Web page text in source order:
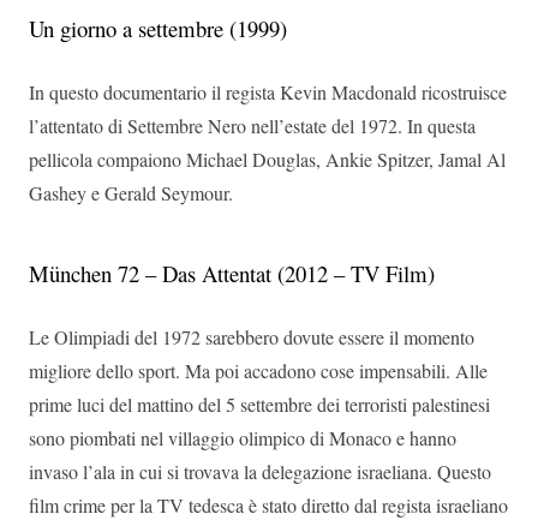
Un giorno a settembre (1999)
In questo documentario il regista Kevin Macdonald ricostruisce
l’attentato di Settembre Nero nell’estate del 1972. In questa
pellicola compaiono Michael Douglas, Ankie Spitzer, Jamal Al
Gashey e Gerald Seymour.
München 72 – Das Attentat (2012 – TV Film)
Le Olimpiadi del 1972 sarebbero dovute essere il momento
migliore dello sport. Ma poi accadono cose impensabili. Alle
prime luci del mattino del 5 settembre dei terroristi palestinesi
sono piombati nel villaggio olimpico di Monaco e hanno
invaso l’ala in cui si trovava la delegazione israeliana. Questo
film crime per la TV tedesca è stato diretto dal regista israeliano